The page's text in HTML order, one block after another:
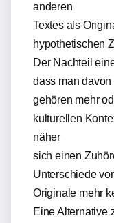
anderen
Textes als
hypothetischen
Der Nachteil
dass man davon
gehören mehr
kulturellen
näher
sich einen
Unterschiede
Originale mehr
Eine Alternative